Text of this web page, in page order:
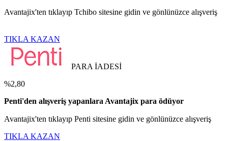
Avantajix'ten tıklayıp Tchibo sitesine gidin ve gönlünüzce alışveriş
TIKLA KAZAN
PARA İADESİ
%2,80
Penti'den alışveriş yapanlara Avantajix para ödüyor
Avantajix'ten tıklayıp Penti sitesine gidin ve gönlünüzce alışveriş
TIKLA KAZAN